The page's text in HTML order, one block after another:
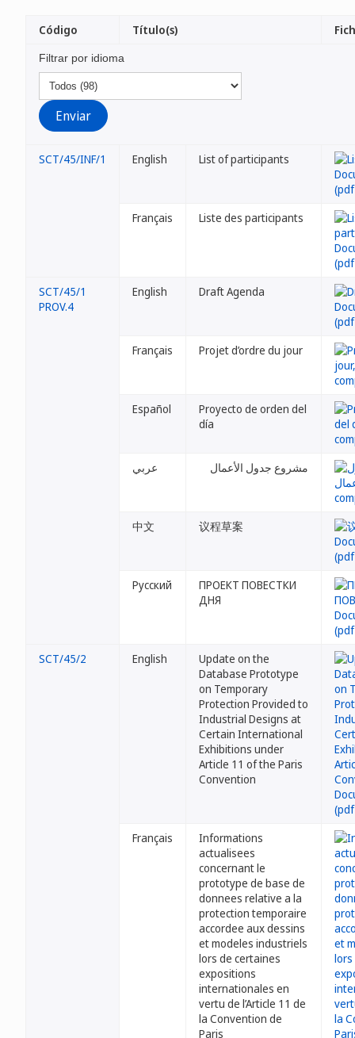
Filtrar por idioma
Código Título(s)
SCT/45/INF/1 English List of participants
Français Liste des participants
SCT/45/1
PROV.4
English Draft Agenda
Français Projet d’ordre du jour
Español
Proyecto de orden del
día
عربي مشروع جدول الأعمال
中文 议程草案
Русский
ПРОЕКТ ПОВЕСТКИ
ДНЯ
SCT/45/2 English
Update on the
Database Prototype
on Temporary
Protection Provided to
Industrial Designs at
Certain International
Exhibitions under
Article 11 of the Paris
Convention
Français
Informations
actualisees
concernant le
prototype de base de
donnees relative a la
protection temporaire
accordee aux dessins
et modeles industriels
lors de certaines
expositions
internationales en
vertu de l’Article 11 de
la Convention de
Paris